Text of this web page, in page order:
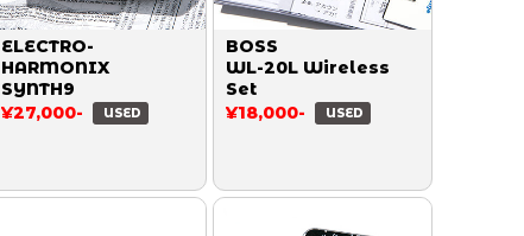
ELECTRO-
HARMONIX
SYNTH9
¥27,000-
USED
BOSS
WL-20L Wireless
Set
¥18,000-
USED